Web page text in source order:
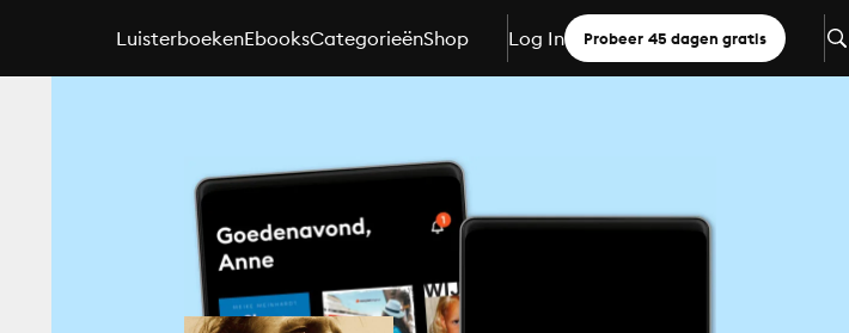
LuisterboekenEbooksCategorieënShop Log In Probeer 45 dagen gratis